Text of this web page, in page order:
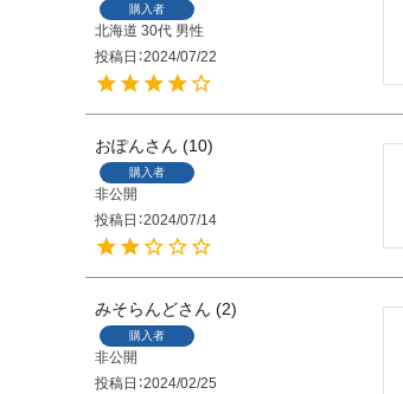
購入者
北海道 30代 男性
投稿日 2024/07/22
おぽん 10
購入者
非公開
投稿日 2024/07/14
みそらんど 2
購入者
非公開
投稿日 2024/02/25